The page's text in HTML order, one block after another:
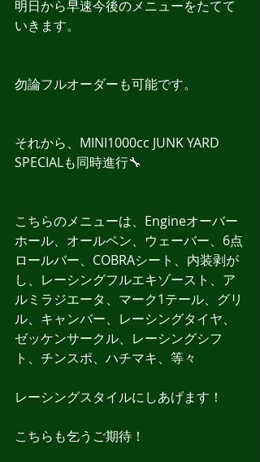
明日から早速今後のメニューをたてて
いきます。
勿論フルオーダーも可能です。
それから、MINI1000cc JUNK YARD
SPECIALも同時進行🔧
こちらのメニューは、Engineオーバー
ホール、オールペン、ウェーバー、6点
ロールバー、COBRAシート、内装剥が
し、レーシングフルエキゾースト、ア
ルミラジエータ、マーク1テール、グリ
ル、キャンバー、レーシングタイヤ、
ゼッケンサークル、レーシングシフ
ト、チンスポ、ハチマキ、等々
レーシングスタイルにしあげます！
こちらも乞うご期待！